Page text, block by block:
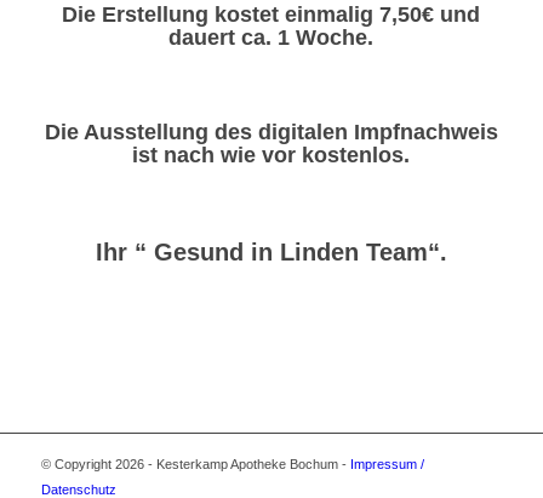
Die Erstellung kostet einmalig 7,50€ und
dauert ca. 1 Woche.
Die Ausstellung des digitalen Impfnachweis
ist nach wie vor kostenlos.
Ihr “ Gesund in Linden Team“.
© Copyright 2026 - Kesterkamp Apotheke Bochum - Impressum /
Datenschutz